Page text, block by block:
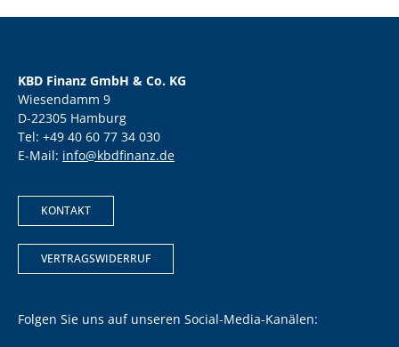
KBD Finanz GmbH & Co. KG
Wiesendamm 9
D-22305 Hamburg
Tel: +49 40 60 77 34 030
E-Mail: info@kbdfinanz.de
KONTAKT
VERTRAGSWIDERRUF
Folgen Sie uns auf unseren Social-Media-Kanälen: